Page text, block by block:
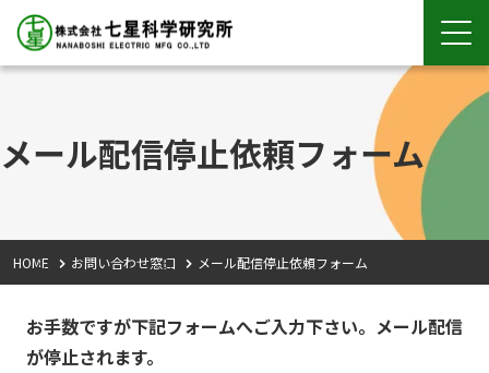
メール配信停止依頼フォーム
HOME お問い合わせ窓口 メール配信停止依頼フォーム
お手数ですが下記フォームへご入力下さい。メール配信
が停止されます。